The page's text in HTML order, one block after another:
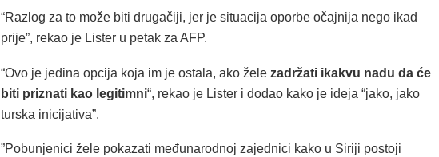
“Razlog za to može biti drugačiji, jer je situacija oporbe očajnija nego ikad
prije”, rekao je Lister u petak za AFP.
“Ovo je jedina opcija koja im je ostala, ako železadržati ikakvu nadu da će
biti priznati kao legitimni“, rekao je Lister i dodao kako je ideja “jako, jako
turska inicijativa”.
”Pobunjenici žele pokazati međunarodnoj zajednici kako u Siriji postoji